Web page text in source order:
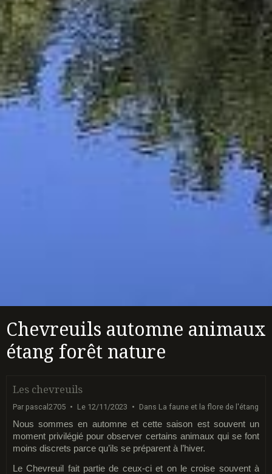
Chevreuils automne animaux
étang forêt nature
Les chevreuils
Par pascal2705 Le 12/11/2023 Dans La faune et la flore de l'étang
Nous sommes en automne et cette saison est souvent un
moment privilégié pour observer certains animaux qui se font
moins discrets parce qu’ils se préparent à l’hiver.
Le Chevreuil fait partie de ceux-ci et on le croise souvent à